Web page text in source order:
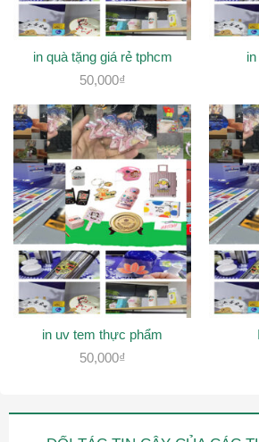
in quà tặng giá rẻ tphcm
50,000₫
in uv tem thực phẩm
50,000₫